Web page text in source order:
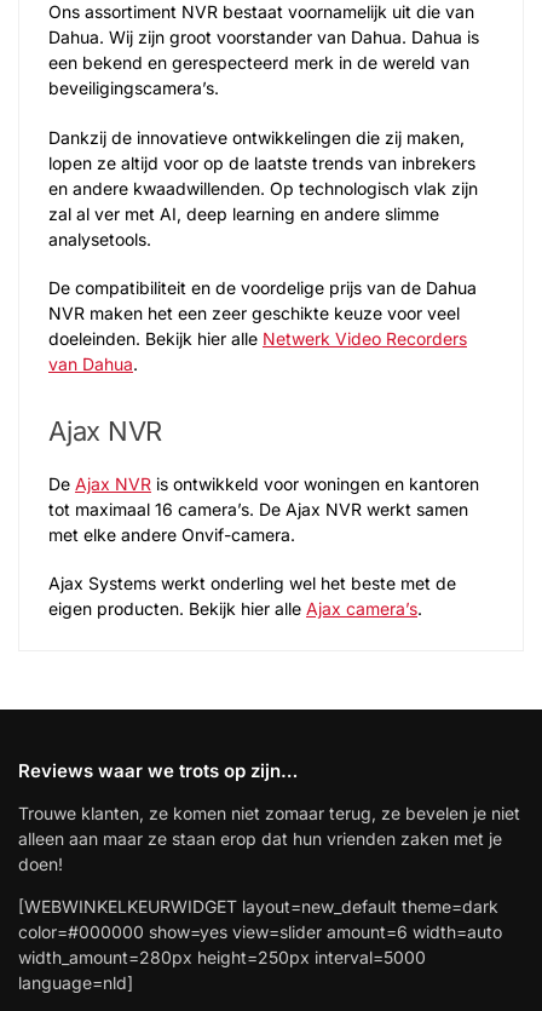
Ons assortiment NVR bestaat voornamelijk uit die van
Dahua. Wij zijn groot voorstander van Dahua. Dahua is
een bekend en gerespecteerd merk in de wereld van
beveiligingscamera’s.
Dankzij de innovatieve ontwikkelingen die zij maken,
lopen ze altijd voor op de laatste trends van inbrekers
en andere kwaadwillenden. Op technologisch vlak zijn
zal al ver met AI, deep learning en andere slimme
analysetools.
De compatibiliteit en de voordelige prijs van de Dahua
NVR maken het een zeer geschikte keuze voor veel
doeleinden. Bekijk hier alle Netwerk Video Recorders
van Dahua.
Ajax NVR
De Ajax NVR is ontwikkeld voor woningen en kantoren
tot maximaal 16 camera’s. De Ajax NVR werkt samen
met elke andere Onvif-camera.
Ajax Systems werkt onderling wel het beste met de
eigen producten. Bekijk hier alle Ajax camera’s.
Reviews waar we trots op zijn…
Trouwe klanten, ze komen niet zomaar terug, ze bevelen je niet
alleen aan maar ze staan erop dat hun vrienden zaken met je
doen!
[WEBWINKELKEURWIDGET layout=new_default theme=dark
color=#000000 show=yes view=slider amount=6 width=auto
width_amount=280px height=250px interval=5000
language=nld]